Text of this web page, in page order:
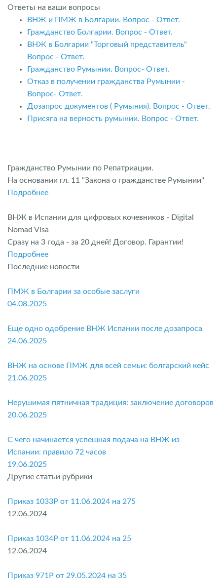
Ответы на ваши вопросы
ВНЖ и ПМЖ в Болгарии. Вопрос - Ответ.
Гражданство Болгарии. Вопрос - Ответ.
ВНЖ в Болгарии "Торговый представитель"
Вопрос - Ответ.
Гражданство Румынии. Вопрос- Ответ.
Отказ в получении гражданства Румынии -
Вопрос- Ответ.
Дозапрос документов ( Румыния). Вопрос - Ответ.
Присяга на верность румынии. Вопрос - Ответ.
Гражданство Румынии по Репатриации.
На основании гл. 11 "Закона о гражданстве Румынии"
Подробнее
ВНЖ в Испании для цифровых кочевников - Digital
Nomad Visa
Сразу на 3 года - за 20 дней! Договор. Гарантии!
Подробнее
Последние новости
ПМЖ в Болгарии за особые заслуги
04.08.2025
Еще одно одобрение ВНЖ Испании после дозапроса
24.06.2025
ВНЖ на основе ПМЖ для всей семьи: болгарский кейс
21.06.2025
Нерушимая пятничная традиция: заключение договоров
20.06.2025
С чего начинается успешная подача на ВНЖ из
Испании: правило 72 часов
19.06.2025
Другие статьи рубрики
Приказ 1033P от 11.06.2024 на 275
12.06.2024
Приказ 1034P от 11.06.2024 на 25
12.06.2024
Приказ 971P от 29.05.2024 на 35